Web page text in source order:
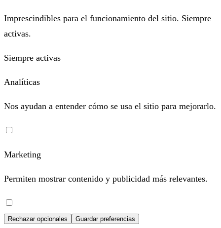
Imprescindibles para el funcionamiento del sitio. Siempre
activas.
Siempre activas
Analíticas
Nos ayudan a entender cómo se usa el sitio para mejorarlo.
Marketing
Permiten mostrar contenido y publicidad más relevantes.
Rechazar opcionales Guardar preferencias